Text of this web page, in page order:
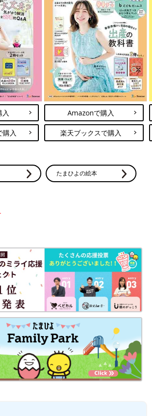
購入
Amazonで購入
楽天ブックスで購入
たまひよの絵本